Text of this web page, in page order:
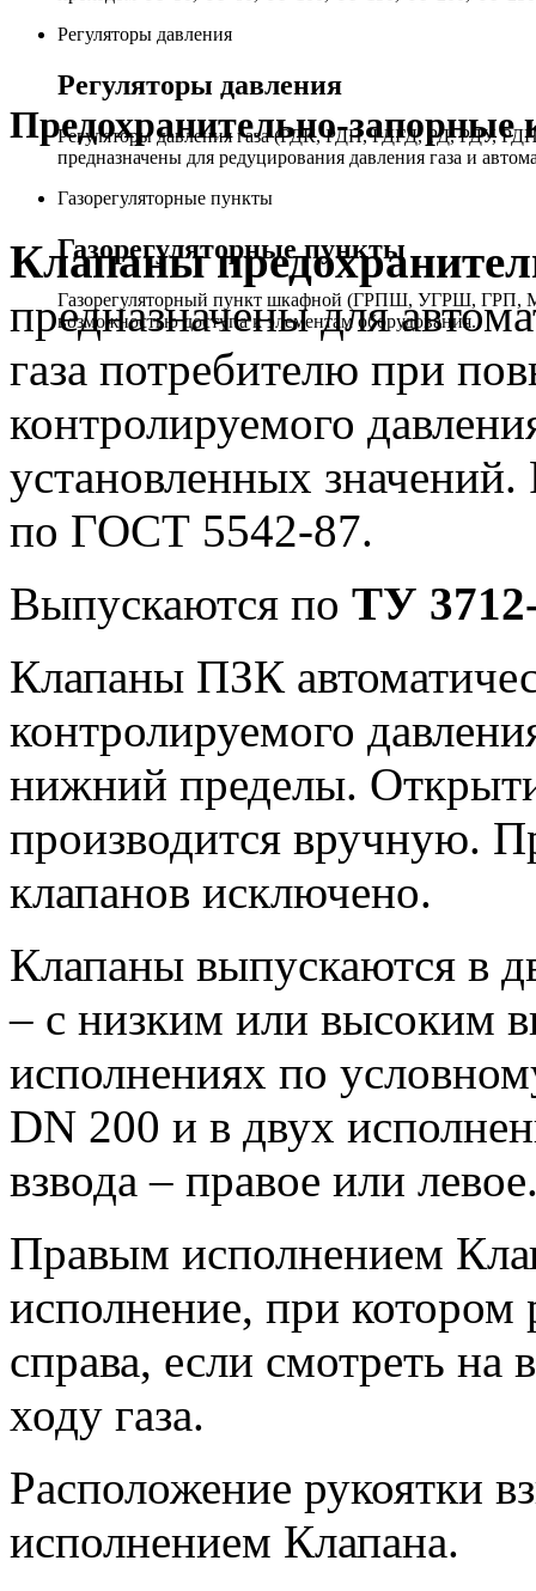
Регуляторы давления
Регуляторы давления
Регуляторы давления газа (РДК, РДП, РДГД, РД, РДУ,
предназначены для редуцирования давления газа и
Газорегуляторные пункты
Газорегуляторные пункты
Газорегуляторный пункт шкафной (ГРПШ, УГРШ, ГРП,
возможностью доступа к элементам оборудования.
Предохранительно-
Клапаны
предназначены для
газа потребителю при
контролируемого
установленных
по ГОСТ 5542-87.
Выпускаются по ТУ
Клапаны ПЗК
контролируемого
нижний пределы.
производится вручную.
клапанов исключено.
Клапаны выпускаются в
– с низким или высоким
исполнениях по
DN 200 и в двух
взвода – правое или
Правым исполнением
исполнение, при котором
справа, если смотреть
ходу газа.
Расположение рукоятки
исполнением Клапана.